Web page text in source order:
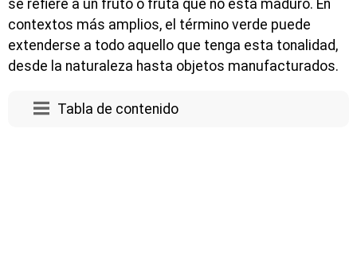
se refiere a un fruto o fruta que no está maduro. En
contextos más amplios, el término verde puede
extenderse a todo aquello que tenga esta tonalidad,
desde la naturaleza hasta objetos manufacturados.
Tabla de contenido